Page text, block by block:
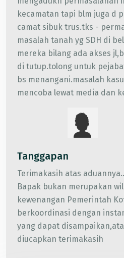
kecamatan tapi blm juga d
camat sibuk trus.tks -
masalah tanah yg SDH di
mereka bilang ada akses
di tutup.tolong untuk
bs menangani.masalah
mencoba lewat media dan
Tanggapan
Terimakasih atas
Bapak bukan merupakan
kewenangan Pemerintah
berkoordinasi dengan
yang dapat
diucapkan terimakasih